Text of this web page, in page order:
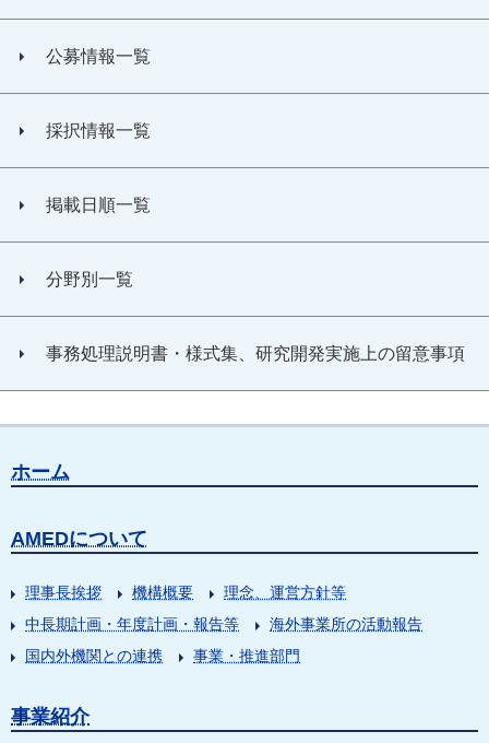
公募情報一覧
採択情報一覧
掲載日順一覧
分野別一覧
事務処理説明書・様式集、研究開発実施上の留意事項
ホーム
AMEDについて
理事長挨拶 機構概要
理念、運営方針等
中長期計画・年度計画・報告等
海外事業所の活動報告
国内外機関との連携
事業・推進部門
事業紹介